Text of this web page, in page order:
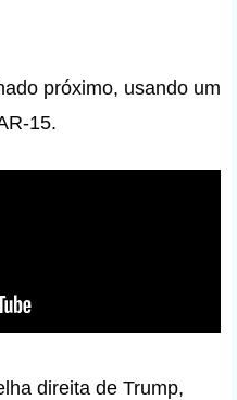
próximo, usando um
15.
direita de Trump,